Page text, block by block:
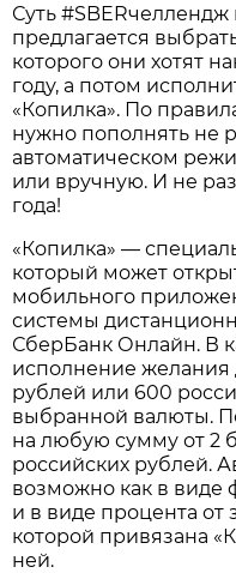
Суть #SBERчеллендж
предлагается
которого они хотят
году, а потом
«Копилка». По
нужно пополнять не
автоматическом
или вручную. И не
года!
«Копилка» —
который может
мобильного
системы
СберБанк Онлайн. В
исполнение желания
рублей или 600
выбранной валюты.
на любую сумму от 2
российских рублей.
возможно как в виде
и в виде процента от
которой привязана
ней.